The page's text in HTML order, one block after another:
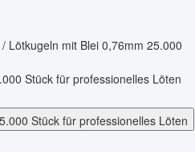
/ Lötkugeln mit Blei 0,76mm 25.000